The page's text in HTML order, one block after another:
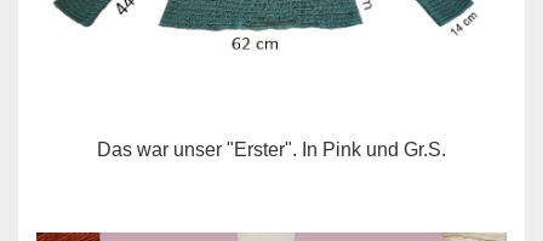
Das war unser "Erster". In Pink und Gr.S.